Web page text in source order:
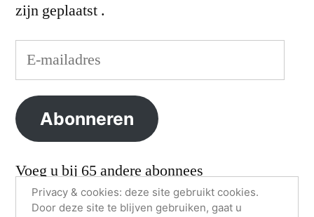
zijn geplaatst .
E-
mailadres
Abonneren
Voeg u bij 65 andere abonnees
Privacy & cookies: deze site gebruikt cookies.
Door deze site te blijven gebruiken, gaat u